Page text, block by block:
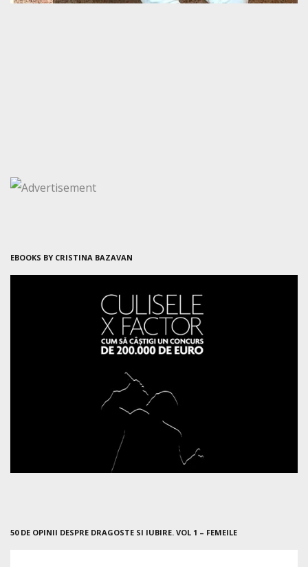
EBOOKS BY CRISTINA BAZAVAN
50 DE OPINII DESPRE DRAGOSTE SI IUBIRE. VOL 1 – FEMEILE